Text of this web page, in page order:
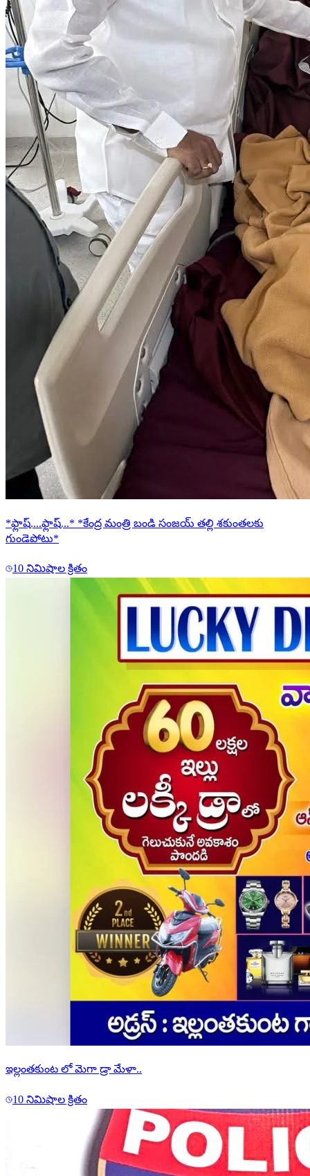
*ఫ్లాష్....ఫ్లాష్...* *కేంద్ర మంత్రి బండి సంజయ్ తల్లి శకుంతలకు
గుండెపోటు*
10 నిమిషాల క్రితం
ఇల్లంతకుంట లో మెగా డ్రా మేళా..
10 నిమిషాల క్రితం